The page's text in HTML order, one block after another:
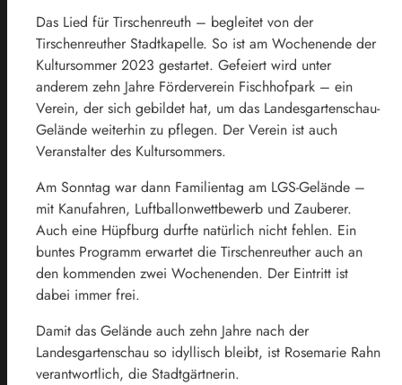
Das Lied für Tirschenreuth – begleitet von der
Tirschenreuther Stadtkapelle. So ist am Wochenende der
Kultursommer 2023 gestartet. Gefeiert wird unter
anderem zehn Jahre Förderverein Fischhofpark – ein
Verein, der sich gebildet hat, um das Landesgartenschau-
Gelände weiterhin zu pflegen. Der Verein ist auch
Veranstalter des Kultursommers.
Am Sonntag war dann Familientag am LGS-Gelände –
mit Kanufahren, Luftballonwettbewerb und Zauberer.
Auch eine Hüpfburg durfte natürlich nicht fehlen. Ein
buntes Programm erwartet die Tirschenreuther auch an
den kommenden zwei Wochenenden. Der Eintritt ist
dabei immer frei.
Damit das Gelände auch zehn Jahre nach der
Landesgartenschau so idyllisch bleibt, ist Rosemarie Rahn
verantwortlich, die Stadtgärtnerin.